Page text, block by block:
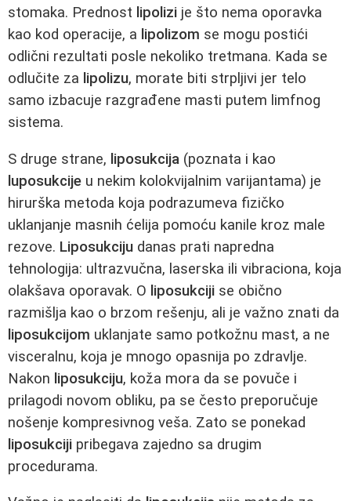
stomaka. Prednost lipolizi je što nema oporavka
kao kod operacije, a lipolizom se mogu postići
odlični rezultati posle nekoliko tretmana. Kada se
odlučite za lipolizu, morate biti strpljivi jer telo
samo izbacuje razgrađene masti putem limfnog
sistema.
S druge strane, liposukcija (poznata i kao
luposukcije u nekim kolokvijalnim varijantama) je
hirurška metoda koja podrazumeva fizičko
uklanjanje masnih ćelija pomoću kanile kroz male
rezove. Liposukciju danas prati napredna
tehnologija: ultrazvučna, laserska ili vibraciona, koja
olakšava oporavak. O liposukciji se obično
razmišlja kao o brzom rešenju, ali je važno znati da
liposukcijom uklanjate samo potkožnu mast, a ne
visceralnu, koja je mnogo opasnija po zdravlje.
Nakon liposukciju, koža mora da se povuče i
prilagodi novom obliku, pa se često preporučuje
nošenje kompresivnog veša. Zato se ponekad
liposukciji pribegava zajedno sa drugim
procedurama.